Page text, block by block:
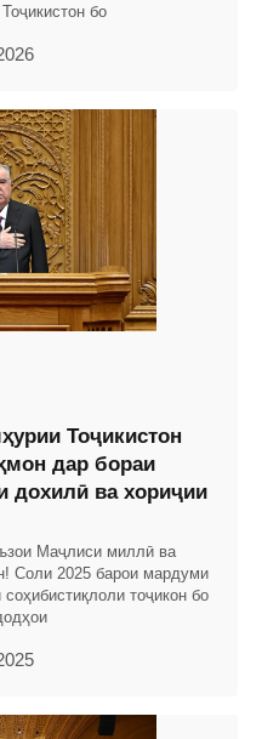
бо
Тоҷикистон
дар бораи
дохилӣ ва хориҷии
Маҷлиси миллӣ ва
Соли 2025 барои мардуми
тоҷикон бо